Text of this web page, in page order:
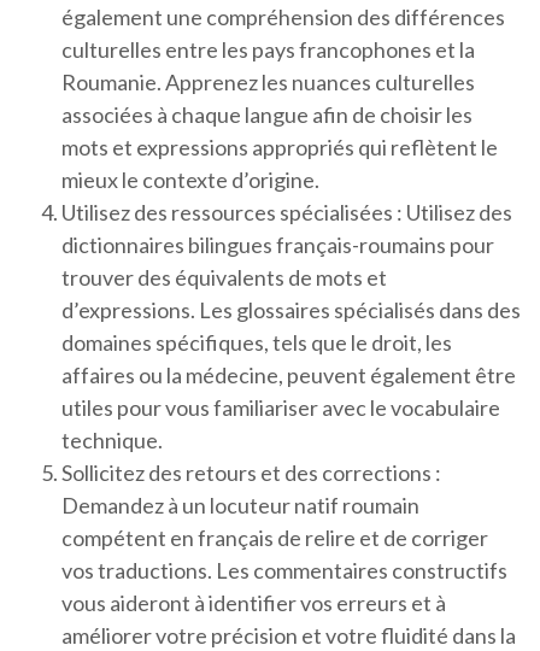
également une compréhension des différences
culturelles entre les pays francophones et la
Roumanie. Apprenez les nuances culturelles
associées à chaque langue afin de choisir les
mots et expressions appropriés qui reflètent le
mieux le contexte d’origine.
Utilisez des ressources spécialisées : Utilisez des
dictionnaires bilingues français-roumains pour
trouver des équivalents de mots et
d’expressions. Les glossaires spécialisés dans des
domaines spécifiques, tels que le droit, les
affaires ou la médecine, peuvent également être
utiles pour vous familiariser avec le vocabulaire
technique.
Sollicitez des retours et des corrections :
Demandez à un locuteur natif roumain
compétent en français de relire et de corriger
vos traductions. Les commentaires constructifs
vous aideront à identifier vos erreurs et à
améliorer votre précision et votre fluidité dans la